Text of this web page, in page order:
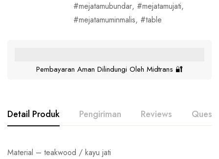
mejatamubundar, mejatamujati,
mejatamuminmalis, table
Pembayaran Aman Dilindungi Oleh Midtrans 🔐
Detail Produk Pengiriman Reviews
Material – teakwood / kayu jati